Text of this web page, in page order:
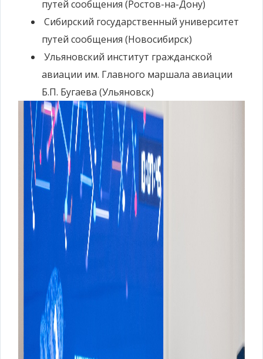
путей сообщения (Ростов-на-Дону)
Сибирский государственный университет
путей сообщения (Новосибирск)
Ульяновский институт гражданской
авиации им. Главного маршала авиации
Б.П. Бугаева (Ульяновск)